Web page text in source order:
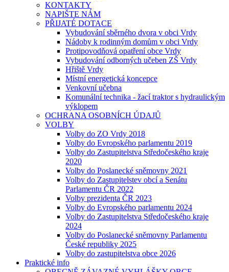
KONTAKTY
NAPIŠTE NÁM
PŘIJATÉ DOTACE
Vybudování sběrného dvora v obci Vrdy
Nádoby k rodinným domům v obci Vrdy
Protipovodňová opatření obce Vrdy
Vybudování odborných učeben ZŠ Vrdy
Hřiště Vrdy
Místní energetická koncepce
Venkovní učebna
Komunální technika - žací traktor s hydraulickým
výklopem
OCHRANA OSOBNÍCH ÚDAJŮ
VOLBY
Volby do ZO Vrdy 2018
Volby do Evropského parlamentu 2019
Volby do Zastupitelstva Středočeského kraje
2020
Volby do Poslanecké sněmovny 2021
Volby do Zastupitelstev obcí a Senátu
Parlamentu ČR 2022
Volby prezidenta ČR 2023
Volby do Evropského parlamentu 2024
Volby do Zastupitelstva Středočeského kraje
2024
Volby do Poslanecké sněmovny Parlamentu
České republiky 2025
Volby do zastupitelstva obce 2026
Praktické info